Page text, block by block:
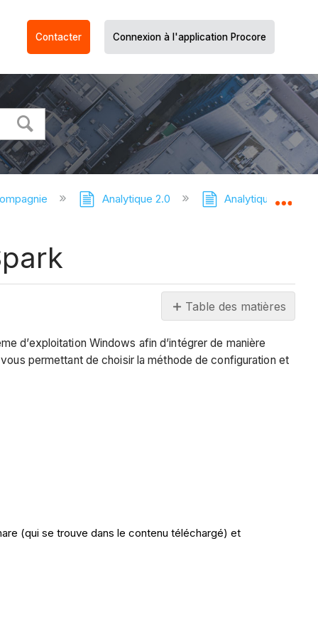
Contacter Connexion à l'application Procore
Analytique 2.0 Analytique -
Table des matières
Conditions
préalables
la
d’exploitation Windows afin d’intégrer de manière
permettant de choisir la méthode de configuration et
(qui se trouve dans le contenu téléchargé) et